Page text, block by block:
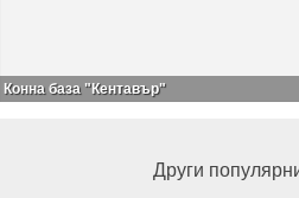
Конна база "Кентавър"
Други